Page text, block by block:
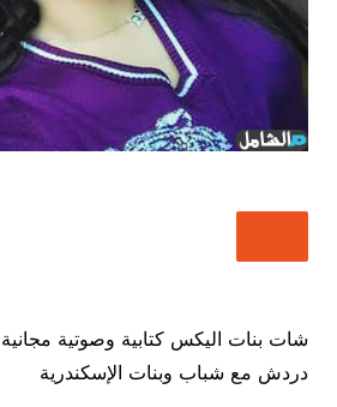
شات بنات اليكس كتابية وصوتية مجانية
دردش مع شباب وبنات الإسكندرية